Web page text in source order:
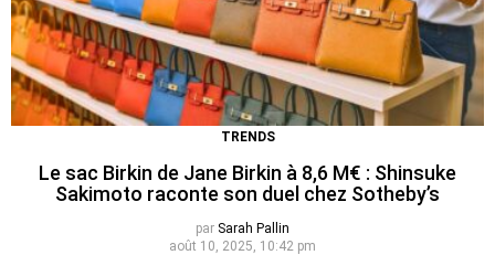
TRENDS
Le sac Birkin de Jane Birkin à 8,6 M€ : Shinsuke
Sakimoto raconte son duel chez Sotheby’s
par Sarah Pallin
août 10, 2025, 10:42 pm